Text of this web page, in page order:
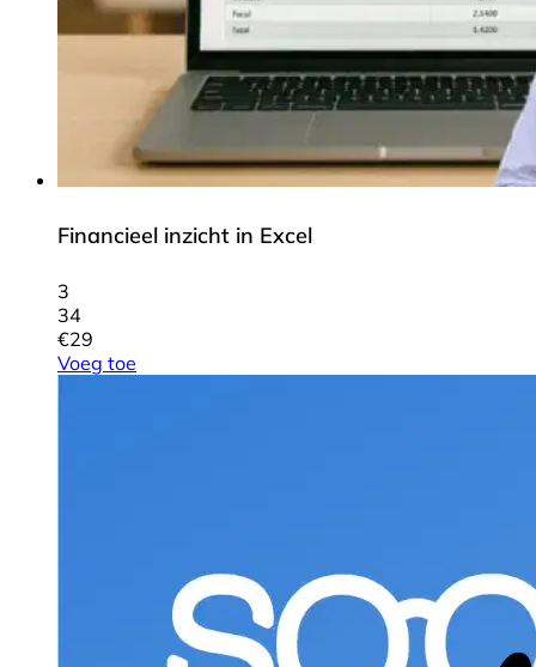
Financieel inzicht in Excel
3
34
€29
Voeg toe